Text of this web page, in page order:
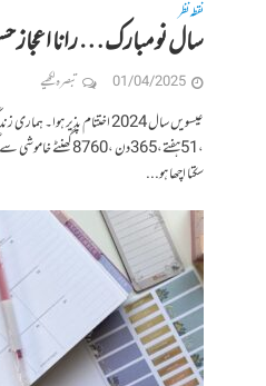
نقطہ نظر
سال نو مبارک… رانا اعجاز
01/04/2025 تبصرہ لکھیے
،51ہفتے،365دن
سکتا اچھا ہو...